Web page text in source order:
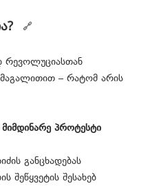
რევოლუციასთან
– რატომ არის
პროტესტი
განცხადებას
შეწყვეტის შესახებ